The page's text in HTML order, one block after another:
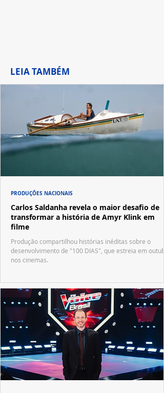
LEIA TAMBÉM
Carlos Saldanha revela o maior desafio de
transformar a história de Amyr Klink em
filme
Produção compartilhou histórias inéditas sobre o
desenvolvimento de "100 DIAS", que estreia em
nos cinemas.
PRODUÇÕES NACIONAIS